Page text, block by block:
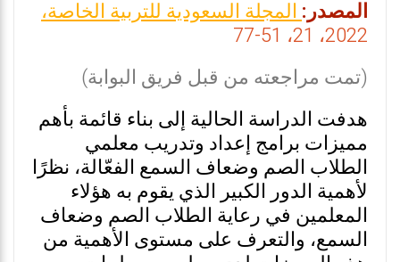
p
k
المصدر:المجلة السعودية للتربية الخاصة،
2022، 21، 51-77
(تمت مراجعته من قبل فريق البوابة)
هدفت الدراسة الحالية إلى بناء قائمة بأهم
مميزات برامج إعداد وتدريب معلمي
الطلاب الصم وضعاف السمع الفعّالة، نظرًا
لأهمية الدور الكبير الذي يقوم به هؤلاء
المعلمين في رعاية الطلاب الصم وضعاف
السمع، والتعرف على مستوى الأهمية من